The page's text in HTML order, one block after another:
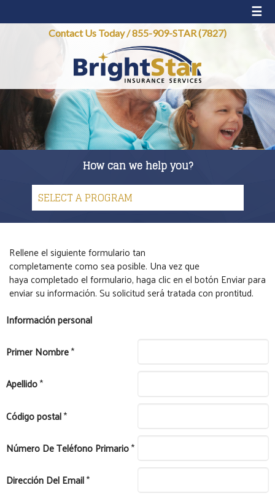
☰
Contact Us Today/855-909-STAR (7827)
How can we help you?
Rellene el siguiente formulario tan
completamente como sea posible. Una vez que
haya completado el formulario, haga clic en el botón Enviar para
enviar su información. Su solicitud será tratada con prontitud.
Información personal
Primer Nombre*
Apellido*
Código postal*
Número De Teléfono Primario*
Dirección Del Email*